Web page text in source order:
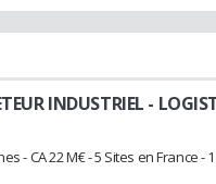
INDUSTRIEL -
- CA 22 M€ - 5 Sites en France -